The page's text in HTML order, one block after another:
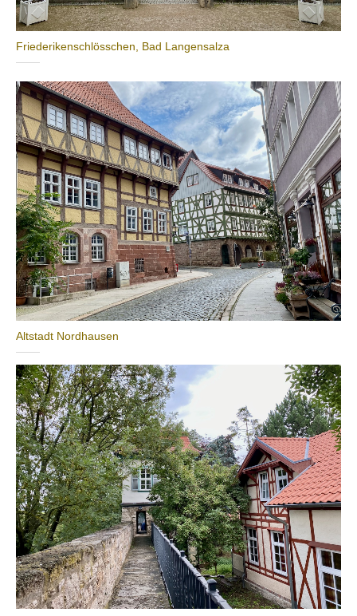
Friederikenschlösschen, Bad Langensalza
Altstadt Nordhausen